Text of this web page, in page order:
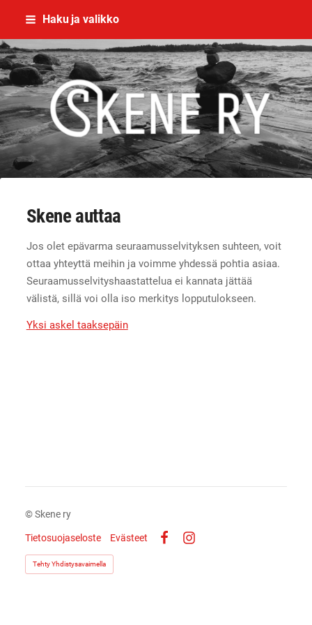
Siirry
sisältöön
Haku ja valikko
Skene - yhdessä rikoksettomaan
Skene auttaa
Jos olet epävarma seuraamusselvityksen suhteen, voit
ottaa yhteyttä meihin ja voimme yhdessä pohtia asiaa.
Seuraamusselvityshaastattelua ei kannata jättää
välistä, sillä voi olla iso merkitys lopputulokseen.
Yksi askel taaksepäin
©Skene ry
Tietosuojaseloste
Evästeet
Tehty Yhdistysavaimella